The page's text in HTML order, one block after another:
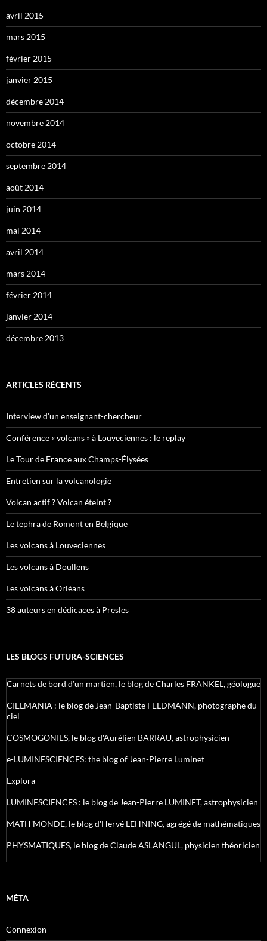
avril 2015
mars 2015
février 2015
janvier 2015
décembre 2014
novembre 2014
octobre 2014
septembre 2014
août 2014
juin 2014
mai 2014
avril 2014
mars 2014
février 2014
janvier 2014
décembre 2013
ARTICLES RÉCENTS
Interview d’un enseignant-chercheur
Conférence « volcans » à Louveciennes : le replay
Le Tour de France aux Champs-Élysées
Entretien sur la volcanologie
Volcan actif ? Volcan éteint ?
Le tephra de Romont en Belgique
Les volcans à Louveciennes
Les volcans à Doullens
Les volcans à Orléans
38 auteurs en dédicaces à Presles
LES BLOGS FUTURA-SCIENCES
Carnets de bord d’un martien, le blog de Charles FRANKEL, géologue
CIELMANIA : le blog de Jean-Baptiste FELDMANN, photographe du
ciel
COSMOGONIES, le blog d'Aurélien BARRAU, astrophysicien
e-LUMINESCIENCES: the blog of Jean-Pierre Luminet
Explora
LUMINESCIENCES : le blog de Jean-Pierre LUMINET, astrophysicien
MATH'MONDE, le blog d'Hervé LEHNING, agrégé de mathématiques
PHYSMATIQUES, le blog de Claude ASLANGUL, physicien théoricien
MÉTA
Connexion